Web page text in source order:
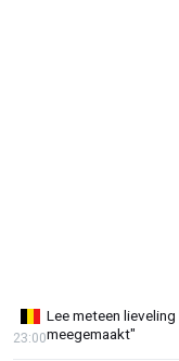
Lee meteen
meegemaakt"
23:00